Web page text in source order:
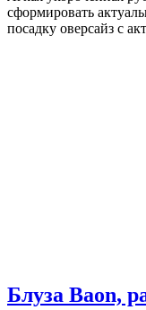
сформировать
посадку оверсайз с
Блуза Baon,